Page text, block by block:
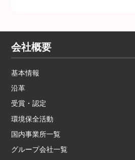
会社概要
基本情報
沿革
受賞・認定
環境保全活動
国内事業所一覧
グループ会社一覧